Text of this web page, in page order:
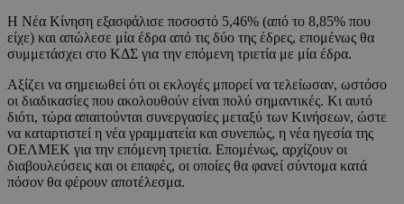
Η Νέα Κίνηση εξασφάλισε ποσοστό 5,46% (από το 8,85% που
είχε) και απώλεσε μία έδρα από τις δύο της έδρες, επομένως θα
συμμετάσχει στο ΚΔΣ για την επόμενη τριετία με μία έδρα.
Αξίζει να σημειωθεί ότι οι εκλογές μπορεί να τελείωσαν, ωστόσο
οι διαδικασίες που ακολουθούν είναι πολύ σημαντικές. Κι αυτό
διότι, τώρα απαιτούνται συνεργασίες μεταξύ των Κινήσεων, ώστε
να καταρτιστεί η νέα γραμματεία και συνεπώς, η νέα ηγεσία της
ΟΕΛΜΕΚ για την επόμενη τριετία. Επομένως, αρχίζουν οι
διαβουλεύσεις και οι επαφές, οι οποίες θα φανεί σύντομα κατά
πόσον θα φέρουν αποτέλεσμα.